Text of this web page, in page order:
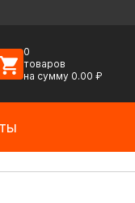
0
товаров
на сумму 0.00 ₽